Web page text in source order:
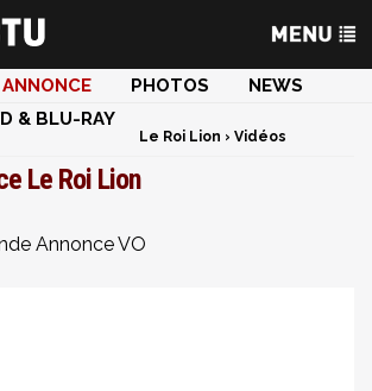
PHOTOS
NEWS
& BLU-RAY
Le Roi Lion › Vidéos
Le Roi Lion
Annonce VO